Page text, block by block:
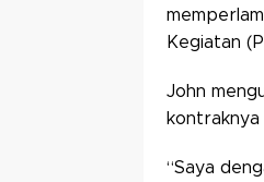
Kegiatan
John
“Saya